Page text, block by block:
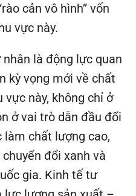
cản vô hình” vốn
vực này.
là động lực quan
kỳ vọng mới về chất
vực này, không chỉ ở
ở vai trò dẫn đầu đổi
làm chất lượng cao,
đổi xanh và
gia. Kinh tế tư